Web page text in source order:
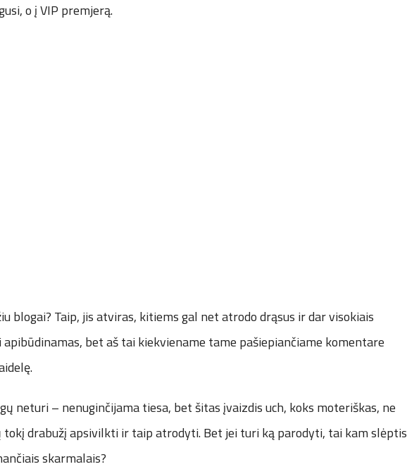
o į VIP premjerą.
blogai? Taip, jis atviras, kitiems gal net atrodo drąsus ir dar visokiais
bet aš tai kiekviename tame pašiepiančiame komentare
neturi – nenuginčijama tiesa, bet šitas įvaizdis uch, koks moteriškas, ne
tokį drabužį apsivilkti ir taip atrodyti. Bet jei turi ką parodyti, tai kam slėptis
skarmalais?